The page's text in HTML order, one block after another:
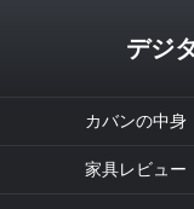
デジ
カバンの中身
家具レビュー